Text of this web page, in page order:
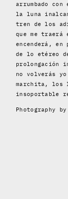
arrumbado
la luna
tren de los
que me
encenderá,
de lo etéreo
no volverás
marchita, los
insoportable
Photography by